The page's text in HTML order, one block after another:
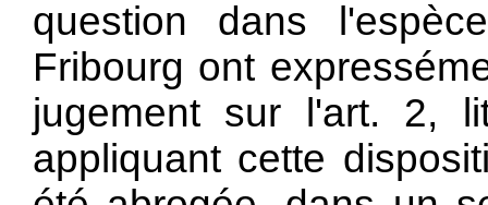
question dans
Fribourg ont
jugement sur l'art. 2,
appliquant cette